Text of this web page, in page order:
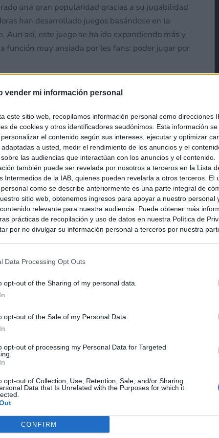
vender mi información personal
este sitio web, recopilamos información personal como direcciones
de cookies y otros identificadores seudónimos. Esta información
el contenido según sus intereses, ejecutar y optimizar
adaptadas a usted, medir el rendimiento de los anuncios y el
las audiencias que interactúan con los anuncios y el contenido.
también puede ser revelada por nosotros a terceros en la Lista
Intermedios de la IAB, quienes pueden revelarla a otros terceros. El
como se describe anteriormente es una parte integral de
sitio web, obtenemos ingresos para apoyar a nuestro personal
relevante para nuestra audiencia. Puede obtener más
prácticas de recopilación y uso de datos en nuestra Política de
por no divulgar su información personal a terceros por nuestra
en la información personal utilizada por nosotros o en
por no participar en la divulgación adicional de su información
en la Lista de participantes intermedios de la IAB.
Data Processing Opt Outs
opt-out of the Sharing of my personal data.
opt-out of the Sale of my Personal Data.
opt-out of processing my Personal Data for Targeted
opt-out of Collection, Use, Retention, Sale, and/or Sharing
Data that Is Unrelated with the Purposes for which it
CONFIRM
una gran popularidad gracias a su jugabilidad
han desarrollado juegos basándose en la
así, este juego se ha ido expandiendo más y
función muy ansiada por les fans: poder jugar por
versión 1.14 de Vampire Survivors , aún sin fecha
muy interesantes, siendo la primera de
En cuanto al resto de novedades, la compañía ha
esta actualización cada semana, por lo que
estudio ya afirma que «quizás respondamos
hecho miles de veces«.